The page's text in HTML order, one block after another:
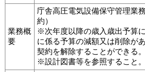
業務概
要
庁舎高圧電気設備保守管理業
約）
※次年度以降の歳入歳出予算
に係る予算の減額又は削除が
契約を解除することができる。
※設計図書等を参照すること。